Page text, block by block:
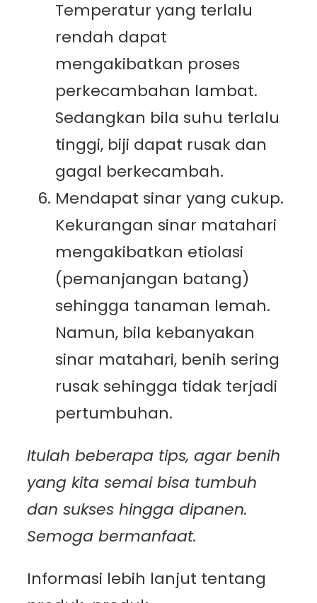
Temperatur yang terlalu
rendah dapat
mengakibatkan proses
perkecambahan lambat.
Sedangkan bila suhu terlalu
tinggi, biji dapat rusak dan
gagal berkecambah.
Mendapat sinar yang cukup.
Kekurangan sinar matahari
mengakibatkan etiolasi
(pemanjangan batang)
sehingga tanaman lemah.
Namun, bila kebanyakan
sinar matahari, benih sering
rusak sehingga tidak terjadi
pertumbuhan.
Itulah beberapa tips, agar benih
yang kita semai bisa tumbuh
dan sukses hingga dipanen.
Semoga bermanfaat.
Informasi lebih lanjut tentang